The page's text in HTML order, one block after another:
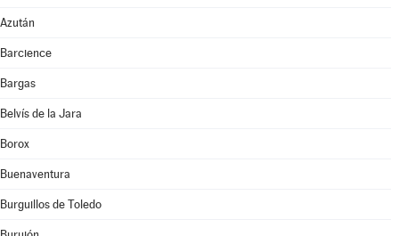
Azután
Barcience
Bargas
Belvís de la Jara
Borox
Buenaventura
Burguillos de Toledo